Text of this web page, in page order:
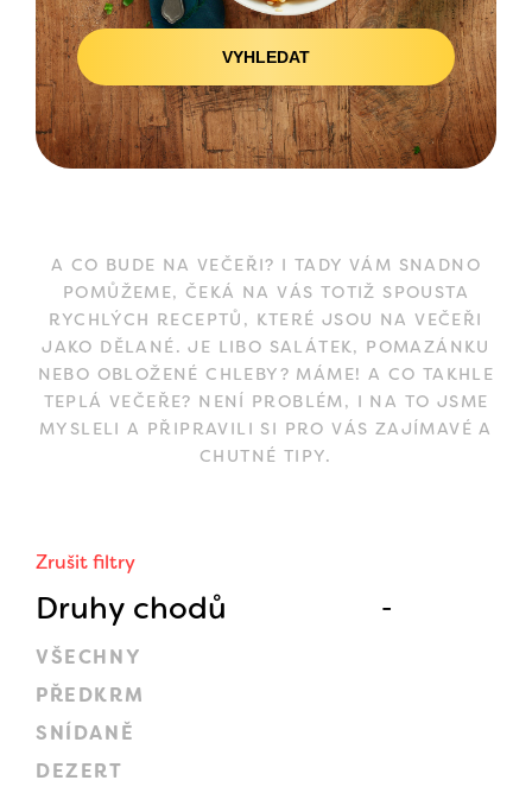
VYHLEDAT
Zrušit filtry
Druhy chodů
VŠECHNY
PŘEDKRM
SNÍDANĚ
DEZERT
A CO BUDE NA VEČEŘI? I TADY VÁM SNADNO
POMŮŽEME, ČEKÁ NA VÁS TOTIŽ SPOUSTA
RYCHLÝCH RECEPTŮ, KTERÉ JSOU NA VEČEŘI
JAKO DĚLANÉ. JE LIBO SALÁTEK, POMAZÁNKU
NEBO OBLOŽENÉ CHLEBY? MÁME! A CO TAKHLE
TEPLÁ VEČEŘE? NENÍ PROBLÉM, I NA TO JSME
MYSLELI A PŘIPRAVILI SI PRO VÁS ZAJÍMAVÉ A
CHUTNÉ TIPY.